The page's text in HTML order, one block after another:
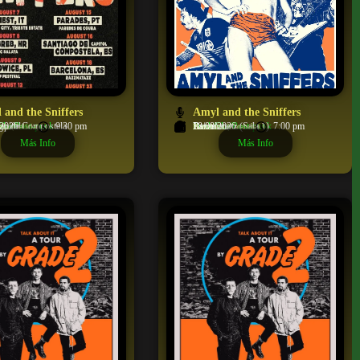
and the Sniffers
Post-punk
de Compostela
(Galicia)
9:30 pm
Más Info
Amyl and the Sniffers
Punk/Ska/Post-punk
Razzmatazz (Sala 1)
Barcelona
Barcelona (Cataluña)
18/08/2026
7:00 pm
Más Info